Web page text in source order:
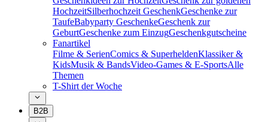
HochzeitSilberhochzeit GeschenkGeschenke zur
TaufeBabyparty GeschenkeGeschenk zur
GeburtGeschenke zum EinzugGeschenkgutscheine
Fanartikel
Filme & SerienComics & SuperheldenKlassiker &
KidsMusik & BandsVideo-Games & E-SportsAlle
Themen
T-Shirt der Woche
B2B